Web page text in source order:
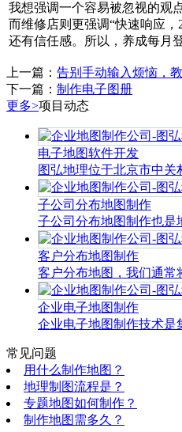
我想强调一个容易被忽视的观
而维修店则更强调“快速响应
还有信任感。所以，养成每月
上一篇： 告别手动输入烦恼，
下一篇： 制作电子图册
更多>项目动态
电子地图软件开发
图弘地理位于北京市中关
子公司分布地图制作
子公司分布地图制作也是
客户分布地图制作
客户分布地图，我们通常
企业电子地图制作
企业电子地图制作技术是
常见问题
用什么制作地图？
地理制图流程是？
专题地图如何制作？
制作地图需多久？